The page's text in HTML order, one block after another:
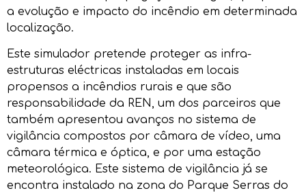
a evolução e impacto do incêndio em determinada
localização.
Este simulador pretende proteger as infra-
estruturas eléctricas instaladas em locais
propensos a incêndios rurais e que são
responsabilidade da REN, um dos parceiros que
também apresentou avanços no sistema de
vigilância compostos por câmara de vídeo, uma
câmara térmica e óptica, e por uma estação
meteorológica. Este sistema de vigilância já se
encontra instalado na zona do Parque Serras do